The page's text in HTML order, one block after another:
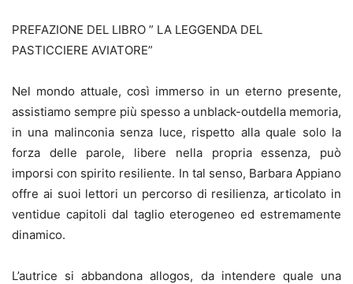
PREFAZIONE DEL LIBRO ” LA LEGGENDA DEL
PASTICCIERE AVIATORE”
Nel mondo attuale, così immerso in un eterno presente,
assistiamo sempre più spesso a unblack-outdella memoria,
in una malinconia senza luce, rispetto alla quale solo la
forza delle parole, libere nella propria essenza, può
imporsi con spirito resiliente. In tal senso, Barbara Appiano
offre ai suoi lettori un percorso di resilienza, articolato in
ventidue capitoli dal taglio eterogeneo ed estremamente
dinamico.
L’autrice si abbandona allogos, da intendere quale una